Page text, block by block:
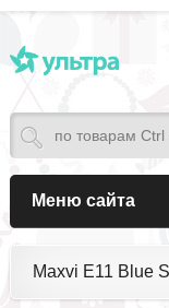
Меню сайта
Maxvi E11 Blue